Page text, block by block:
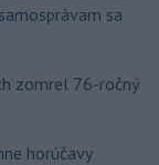
sa
zomrel 76-ročný
horúčavy